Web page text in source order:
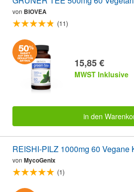
von BIOVEA
(11)
15,85 €
MWST Inklusive
in den
REISHI-PILZ 1000mg 60 Vegane
von MycoGenix
(1)